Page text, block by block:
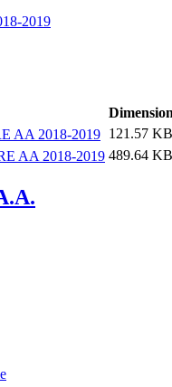
2019
AA 2018-2019 121.57 KB
AA 2018-2019 489.64 KB